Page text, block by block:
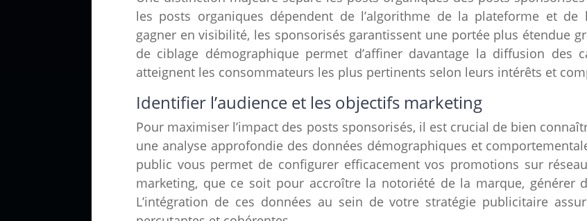
les posts organiques dépendent de l’algorithme de la plateforme et de
gagner en visibilité, les sponsorisés garantissent une portée plus étendue
de ciblage démographique permet d’affiner davantage la diffusion des
atteignent les consommateurs les plus pertinents selon leurs intérêts et
Identifier l’audience et les objectifs marketing
Pour maximiser l’impact des posts sponsorisés, il est crucial de bien
une analyse approfondie des données démographiques et
public vous permet de configurer efficacement vos promotions sur
marketing, que ce soit pour accroître la notoriété de la marque, générer
L’intégration de ces données au sein de votre stratégie publicitaire